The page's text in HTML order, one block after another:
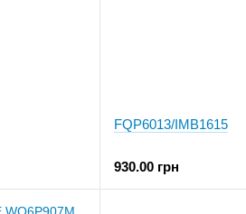
FQP6013/IMB1615
930.00 грн